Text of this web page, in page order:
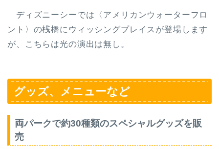
ディズニーシーでは〈アメリカンウォーターフロ
ント〉の桟橋にウィッシングプレイスが登場します
が、こちらは光の演出は無し。
グッズ、メニューなど
両パークで約30種類のスペシャルグッズを販
売